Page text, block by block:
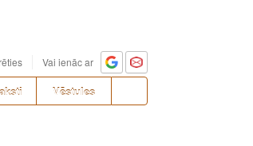
Vai ienāc ar
Vēstules